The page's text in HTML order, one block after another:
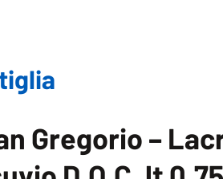
Gregorio –